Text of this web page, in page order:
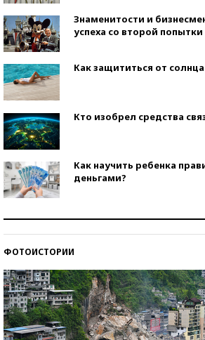
Знаменитости и
успеха со второй попытки
Как защититься от
Кто изобрел средства
Как научить ребенка
деньгами?
ФОТОИСТОРИИ